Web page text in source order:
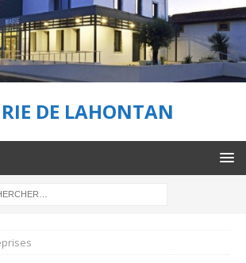
DE LAHONTAN